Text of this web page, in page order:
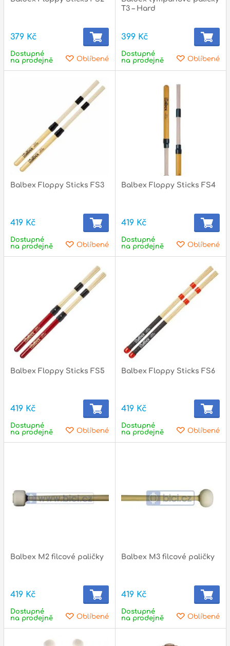
379 Kč
Oblíbené
Dostupné
na prodejně
T3 – Hard
399 Kč
Oblíbené
Dostupné
na prodejně
Balbex Floppy Sticks FS3
419 Kč
Oblíbené
Dostupné
na prodejně
Balbex Floppy Sticks FS4
419 Kč
Oblíbené
Dostupné
na prodejně
Balbex Floppy Sticks FS5
419 Kč
Oblíbené
Dostupné
na prodejně
Balbex Floppy Sticks FS6
419 Kč
Oblíbené
Dostupné
na prodejně
Balbex M2 filcové paličky
419 Kč
Oblíbené
Dostupné
na prodejně
Balbex M3 filcové paličky
419 Kč
Oblíbené
Dostupné
na prodejně